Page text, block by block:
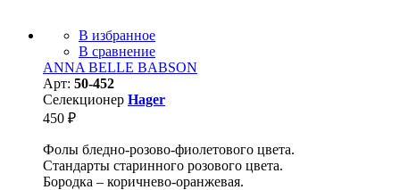
В избранное
В сравнение
ANNA BELLE BABSON
Арт: 50-452
Селекционер Hager
450 ₽
Фолы бледно-розово-фиолетового цвета.
Стандарты старинного розового цвета.
Бородка – коричнево-оранжевая.